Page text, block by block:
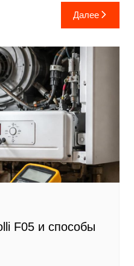
Далее
F05 и способы